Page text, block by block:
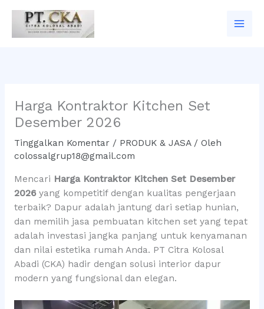
konten
Harga Kontraktor Kitchen Set
Desember 2026
Tinggalkan Komentar / PRODUK & JASA/ Oleh
colossalgrup18@gmail.com
Mencari Harga Kontraktor Kitchen Set Desember
2026yang kompetitif dengan kualitas pengerjaan
terbaik? Dapur adalah jantung dari setiap hunian,
dan memilih jasa pembuatan kitchen set yang tepat
adalah investasi jangka panjang untuk kenyamanan
dan nilai estetika rumah Anda. PT Citra Kolosal
Abadi (CKA) hadir dengan solusi interior dapur
modern yang fungsional dan elegan.